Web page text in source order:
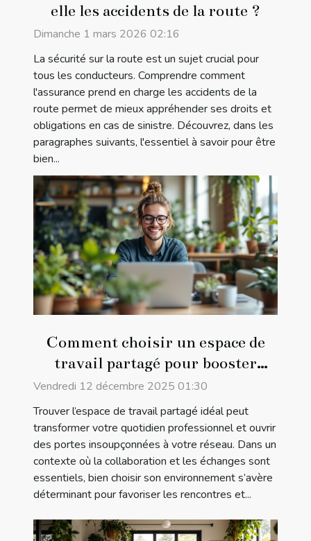
elle les accidents de la route ?
Dimanche 1 mars 2026 02:16
La sécurité sur la route est un sujet crucial pour
tous les conducteurs. Comprendre comment
l'assurance prend en charge les accidents de la
route permet de mieux appréhender ses droits et
obligations en cas de sinistre. Découvrez, dans les
paragraphes suivants, l'essentiel à savoir pour être
bien...
Comment choisir un espace de
travail partagé pour booster
votre réseau professionnel ?
Vendredi 12 décembre 2025 01:30
Trouver l’espace de travail partagé idéal peut
transformer votre quotidien professionnel et ouvrir
des portes insoupçonnées à votre réseau. Dans un
contexte où la collaboration et les échanges sont
essentiels, bien choisir son environnement s’avère
déterminant pour favoriser les rencontres et...